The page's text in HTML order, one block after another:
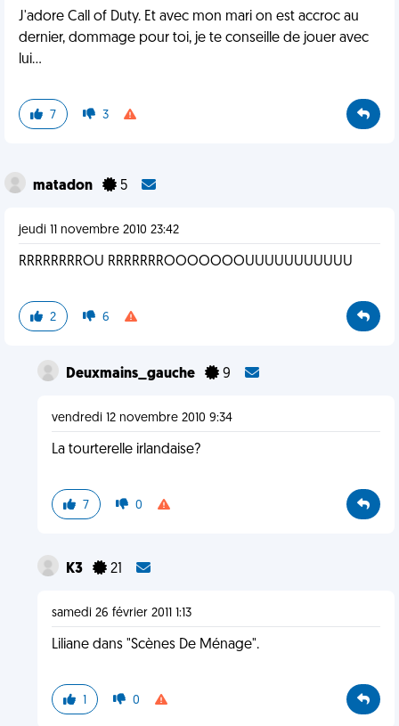
J'adore Call of Duty. Et avec mon mari on est accroc au
dernier, dommage pour toi, je te conseille de jouer avec
lui...
7 3
matadon 5
jeudi 11 novembre 2010 23:42
RRRRRRRROU RRRRRRROOOOOOOUUUUUUUUUUU
2 6
Deuxmains_gauche 9
vendredi 12 novembre 2010 9:34
La tourterelle irlandaise?
7 0
K3 21
samedi 26 février 2011 1:13
Liliane dans "Scènes De Ménage".
1 0